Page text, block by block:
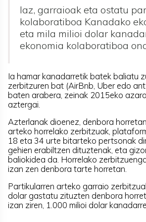
Iaz, garraioak eta ostatu
kolaboratiboa Kanadako
eta mila milioi dolar
ekonomia kolaboratiboa
Ia hamar kanadarretik batek baliatu
zerbitzuren bat (AirBnb, Uber edo
baten arabera, zeinak 2015eko
aztergai.
Azterlanak dioenez, denbora
arteko horrelako zerbitzuak,
18 eta 34 urte bitarteko pertsonak
gehien erabiltzen dituztenak, eta
baliokidea da. Horrelako
izan zen denbora tarte horretan.
Partikularren arteko garraio
dolar gastatu zituzten denbora
izan ziren, 1.000 milioi dolar